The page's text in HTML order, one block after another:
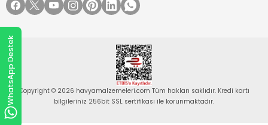
Copyright © 2026 havyamalzemeleri.com Tüm hakları saklıdır. Kredi kartı
bilgileriniz 256bit SSL sertifikası ile korunmaktadır.
WhatsApp Destek